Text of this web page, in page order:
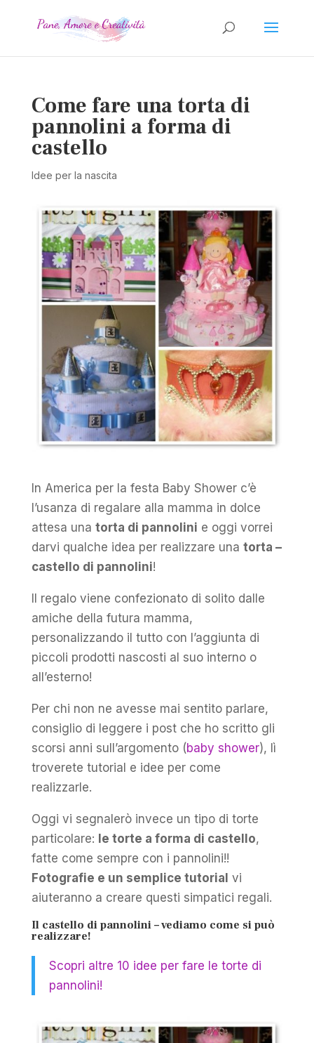
Come fare una torta di
pannolini a forma di
castello
Idee per la nascita
In America per la festa Baby Shower c’è
l’usanza di regalare alla mamma in dolce
attesa una torta di pannolini e oggi vorrei
darvi qualche idea per realizzare una torta –
castello di pannolini!
Il regalo viene confezionato di solito dalle
amiche della futura mamma,
personalizzando il tutto con l’aggiunta di
piccoli prodotti nascosti al suo interno o
all’esterno!
Per chi non ne avesse mai sentito parlare,
consiglio di leggere i post che ho scritto gli
scorsi anni sull’argomento (baby shower), lì
troverete tutorial e idee per come
realizzarle.
Oggi vi segnalerò invece un tipo di torte
particolare: le torte a forma di castello,
fatte come sempre con i pannolini!!
Fotografie e un semplice tutorial vi
aiuteranno a creare questi simpatici regali.
Il castello di pannolini – vediamo come si può
realizzare!
Scopri altre 10 idee per fare le torte di
pannolini!